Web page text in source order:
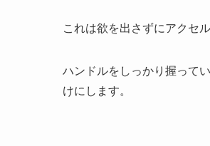
これは欲を出さずにアクセ
ハンドルをしっかり握って
けにします。